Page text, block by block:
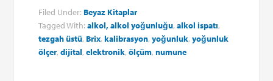
Filed Under: Beyaz Kitaplar
Tagged With:alkol, alkol yoğunluğu,alkol ispatı,
tezgah üstü, Brix,kalibrasyon,yoğunluk,yoğunluk
ölçer,dijital,elektronik,ölçüm,numune